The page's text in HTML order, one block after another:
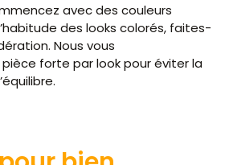
avec des couleurs
des looks colorés, faites-
Nous vous
forte par look pour éviter la